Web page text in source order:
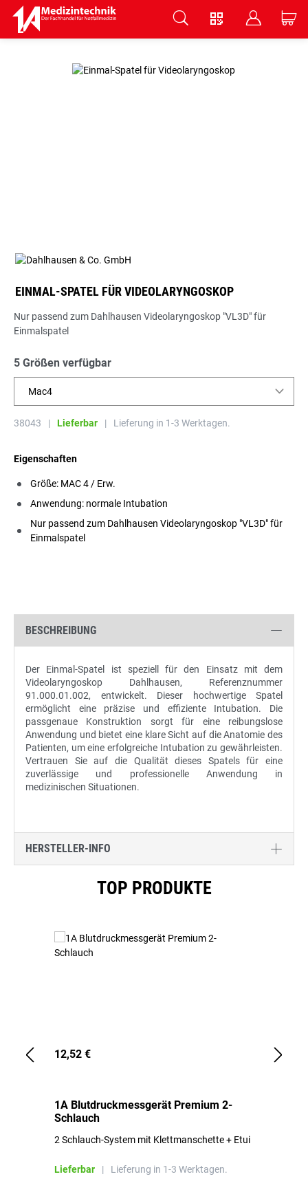
V B C
EINMAL-SPATEL FÜR VIDEOLARYNGOSKOP
Nur passend zum Dahlhausen Videolaryngoskop "VL3D" für
Einmalspatel
5 Größen verfügbar
Mac4
38043 | Lieferbar | Lieferung in 1-3 Werktagen.
Eigenschaften
Größe: MAC 4 / Erw.
Anwendung: normale Intubation
Nur passend zum Dahlhausen Videolaryngoskop "VL3D" für
Einmalspatel
BESCHREIBUNG
Der Einmal-Spatel ist speziell für den Einsatz mit dem
Videolaryngoskop Dahlhausen, Referenznummer
91.000.01.002, entwickelt. Dieser hochwertige Spatel
ermöglicht eine präzise und effiziente Intubation. Die
passgenaue Konstruktion sorgt für eine reibungslose
Anwendung und bietet eine klare Sicht auf die Anatomie des
Patienten, um eine erfolgreiche Intubation zu gewährleisten.
Vertrauen Sie auf die Qualität dieses Spatels für eine
zuverlässige und professionelle Anwendung in
medizinischen Situationen.
HERSTELLER-INFO
TOP PRODUKTE
12,52 €
1A Blutdruckmessgerät Premium 2-
Schlauch
2 Schlauch-System mit Klettmanschette + Etui
Lieferbar | Lieferung in 1-3 Werktagen.